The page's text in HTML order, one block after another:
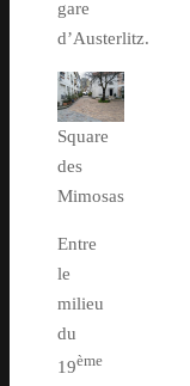
gare
d’Austerlitz.
Square
des
Mimosas
Entre
le
milieu
du
19ème